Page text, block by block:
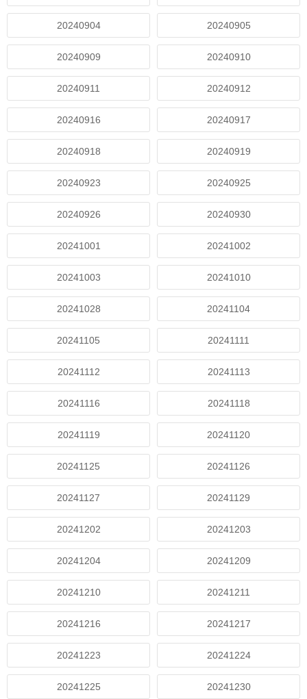
20240904 20240905
20240909 20240910
20240911 20240912
20240916 20240917
20240918 20240919
20240923 20240925
20240926 20240930
20241001 20241002
20241003 20241010
20241028 20241104
20241105 20241111
20241112 20241113
20241116 20241118
20241119 20241120
20241125 20241126
20241127 20241129
20241202 20241203
20241204 20241209
20241210 20241211
20241216 20241217
20241223 20241224
20241225 20241230